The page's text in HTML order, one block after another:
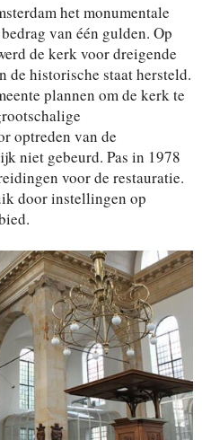
het monumentale
van één gulden. Op
de kerk voor dreigende
de historische staat hersteld.
plannen om de kerk te
optreden van de
niet gebeurd. Pas in 1978
voor de restauratie.
door instellingen op